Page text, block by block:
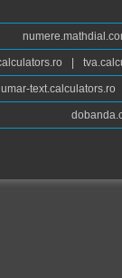
text.calculators.ro